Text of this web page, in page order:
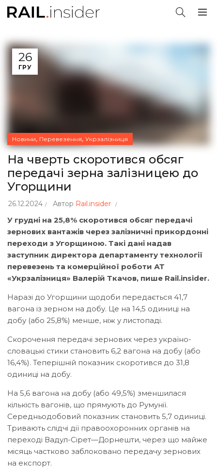
26
ГРУ
Новини, Перевезення, Укрзалізниця
На чверть скоротився обсяг
передачі зерна залізницею до
Угорщини
26.12.2024 Автор Rail.insider
У грудні на 25,8% скоротився обсяг передачі
зернових вантажів через залізничні прикордонні
переходи з Угорщиною. Такі дані надав
заступник директора департаменту технології
перевезень та комерційної роботи АТ
«Укрзалізниця» Валерій Ткачов, пише Rail.insider.
Наразі до Угорщини щодоби передається 41,7
вагона із зерном на добу. Це на 14,5 одиниці на
добу (або 25,8%) менше, ніж у листопаді.
Скорочення передачі зернових через україно-
словацькі стики становить 6,2 вагона на добу (або
16,4%). Теперішній показник скоротився до 31,8
одиниці на добу.
На 5,6 вагона на добу (або 49,5%) зменшилася
кількість вагонів, що прямують до Румунії.
Середньодобовий показник становить 5,7 одиниці.
Тривають слідчі дії правоохоронних органів на
переході Вадул-Сірет—Дорнешти, через що майже
місяць частково заблоковано передачу зернових
на експорт.